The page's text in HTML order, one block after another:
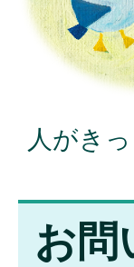
人がき
お問